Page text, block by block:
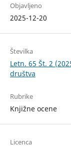
Objavljeno
2025-12-20
Številka
Letn. 65 Št. 2
društva
Rubrike
Knjižne ocene
Licenca